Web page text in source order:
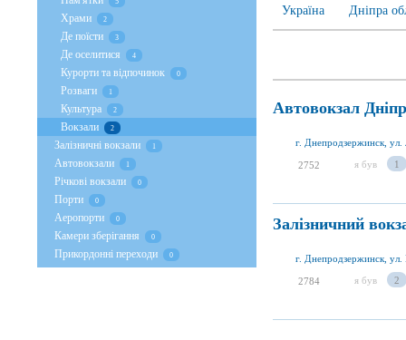
Україна Дніпра
Автовокзал
г. Днепродзержинск,
2752 я був 1
Залізничний
г. Днепродзержинск, ул.
2784 я був 2
Храми 2
Де поїсти 3
Де оселитися 4
Курорти та відпочинок 0
Розваги 1
Культура 2
Вокзали 2
Залізничні вокзали 1
Автовокзали 1
Річкові вокзали 0
Порти 0
Аеропорти 0
Камери зберігання 0
Прикордонні переходи 0